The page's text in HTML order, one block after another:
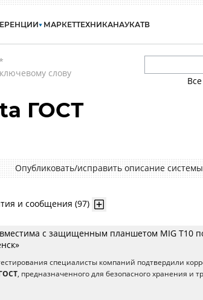
МАРКЕТТЕХНИКАНАУКАТВ
слову
ГОСТ
Опубликовать/исправить описание
и сообщения (97)
с защищенным планшетом MIG T10
специалисты компаний подтвердили
, предназначенного для безопасного хранения и